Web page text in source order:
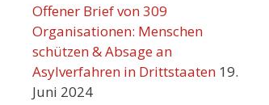
Offener Brief von 309
Organisationen: Menschen
schützen & Absage an
Asylverfahren in Drittstaaten 19.
Juni 2024